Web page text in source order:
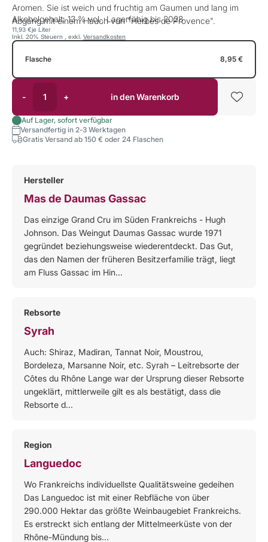
Aromen. Sie ist weich und fruchtig am Gaumen und lang im
Abgang mit einem Hauch von "Herbes de Provence".
Alkoholgehalt: 13 % vol., Lagerfähig bis 2028
je Liter
11,93 €
Inkl. 20% Steuern , exkl. Versandkosten
Flasche 8,95 €
- + in den Warenkorb
Auf Lager, sofort verfügbar
Versandfertig in 2-3 Werktagen
Gratis Versand ab 150 € oder 24 Flaschen
Hersteller
Mas de Daumas Gassac
Das einzige Grand Cru im Süden Frankreichs - Hugh
Johnson. Das Weingut Daumas Gassac wurde 1971
gegründet beziehungsweise wiederentdeckt. Das Gut,
das den Namen der früheren Besitzerfamilie trägt, liegt
am Fluss Gassac im Hin...
Rebsorte
Syrah
Auch: Shiraz, Madiran, Tannat Noir, Moustrou,
Bordeleza, Marsanne Noir, etc. Syrah – Leitrebsorte der
Côtes du Rhône Lange war der Ursprung dieser Rebsorte
ungeklärt, mittlerweile gilt es als bestätigt, dass die
Rebsorte d...
Region
Languedoc
Wo Frankreichs individuellste Qualitätsweine gedeihen
Das Languedoc ist mit einer Rebfläche von über
290.000 Hektar das größte Weinbaugebiet Frankreichs.
Es erstreckt sich entlang der Mittelmeerküste von der
Rhône-Mündung bis...